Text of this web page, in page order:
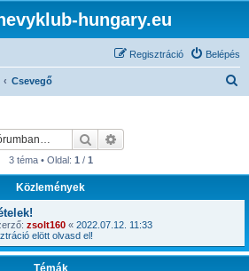
hungary.eu
Belépés
Regisztráció
Csevegő
Keresés
3 téma • Oldal: 1 / 1
Közlemények
zsolt160 « 2022.07.12. 11:33
elött olvasd el!
Témák